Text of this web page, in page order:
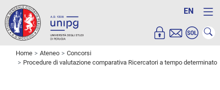
EN
Home Ateneo
Concorsi
Procedure di valutazione comparativa Ricercatori a tempo determinato